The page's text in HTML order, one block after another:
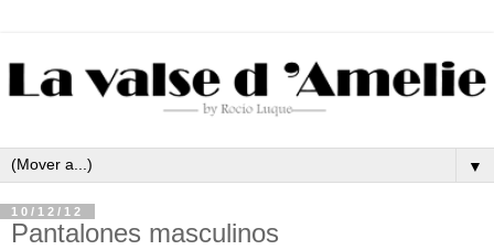
▼
10/12/12
Pantalones masculinos